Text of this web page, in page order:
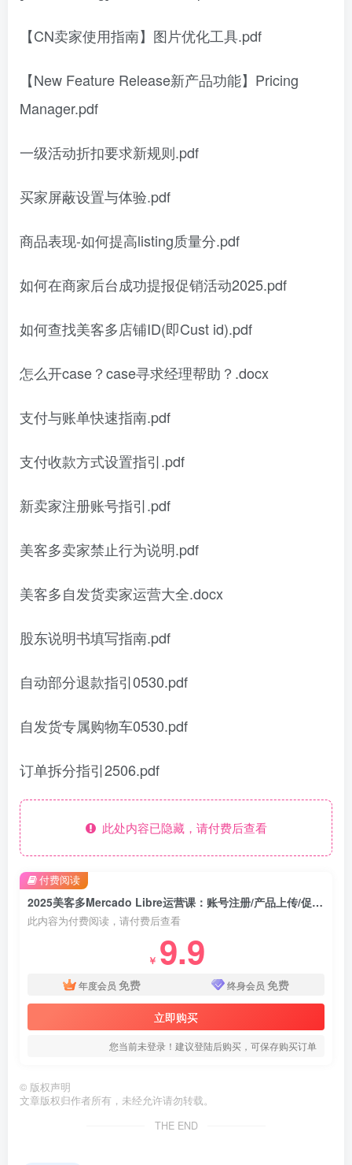
【CN卖家使用指南】图片优化工具.pdf
【New Feature Release新产品功能】Pricing
Manager.pdf
一级活动折扣要求新规则.pdf
买家屏蔽设置与体验.pdf
商品表现-如何提高listing质量分.pdf
如何在商家后台成功提报促销活动2025.pdf
如何查找美客多店铺ID(即Cust id).pdf
怎么开case？case寻求经理帮助？.docx
支付与账单快速指南.pdf
支付收款方式设置指引.pdf
新卖家注册账号指引.pdf
美客多卖家禁止行为说明.pdf
美客多自发货卖家运营大全.docx
股东说明书填写指南.pdf
自动部分退款指引0530.pdf
自发货专属购物车0530.pdf
订单拆分指引2506.pdf
此处内容已隐藏，请付费后查看
2025美客多Mercado Libre运营课：账号注册/产品上传/促销活动/自发货模式
此内容为付费阅读，请付费后查看
￥ 9.9
年度会员 免费 终身会员 免费
立即购买
您当前未登录！建议登陆后购买，可保存购买订单
付费阅读
© 版权声明
文章版权归作者所有，未经允许请勿转载。
THE END